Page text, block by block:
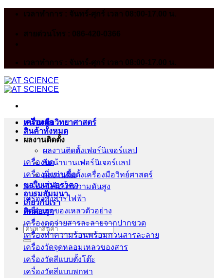
Skip
เวลาทำการ : จันทร์-ศุกร์ เวลา 08:00-17.00 น.
สายด่วนโทร : 086-420-0366
เวลาทำการ : จันทร์-ศุกร์ เวลา 08:00-17.00 น.
หน้าหลัก
สินค้าทั้งหมด
ผลงานติดตั้ง
ผลงานติดตั้งเฟอร์นิเจอร์เเลป
สีหน้าบานเฟอร์นิเจอร์เเลป
ผลงานติดตั้งเครื่องมือวิทย์ศาสตร์
ขอใบเสนอราคา
อบรมสัมมนา
เกี่ยวกับเรา
ติดต่อเรา
Search
for:
เครื่องมือวิทยาศาสตร์
เครื่องบด
เครื่องนึ่งฆ่าเชื้อ
เครื่องนึ่งไอน้ำความดันสูง
เครื่องชั่งสารไฟฟ้า
เครื่องดูดของเหลวตัวอย่าง
เครื่องดูดจ่ายสารละลายจากปากขวด
เครื่องทำความร้อนพร้อมกวนสารละลาย
เครื่องวัดจุดหลอมเหลวของสาร
เครื่องวัดสีแบบตั้งโต๊ะ
เครื่องวัดสีแบบพกพา